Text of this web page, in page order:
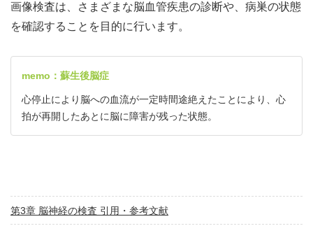
画像検査は、さまざまな脳血管疾患の診断や、病巣の状態
を確認することを目的に行います。
memo：蘇生後脳症
心停止により脳への血流が一定時間途絶えたことにより、心
拍が再開したあとに脳に障害が残った状態。
第3章 脳神経の検査 引用・参考文献